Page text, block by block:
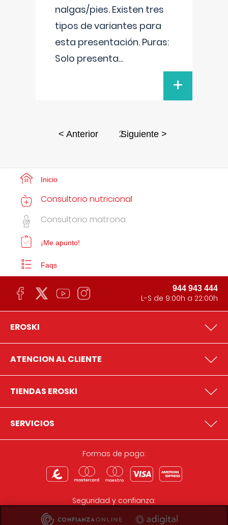
nalgas/pies. Existen tres
tipos de variantes para
esta presentación. Puras:
Solo presenta...
+
< Anterior 2Siguiente >
Inicio
Consultorio nutricional
Consultorio matrona
¡Me apunto!
Faqs
944 943 444
L-S de 9:00h a 22:00h
EROSKI
ATENCION AL CLIENTE
TIENDAS EROSKI
SERVICIOS
Formas de pago:
Seguridad y confianza: